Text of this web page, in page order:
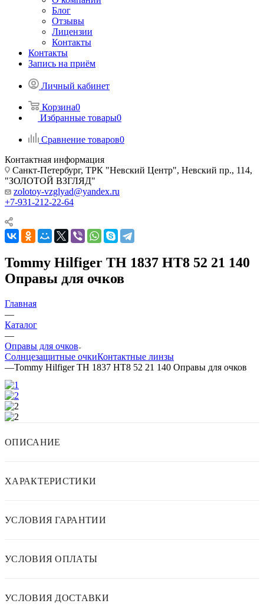
Блог
Отзывы
Лицензии
Контакты
Контакты
Запись на приём
Личный кабинет
Корзина0
Избранные товары0
Сравнение товаров0
Контактная информация
Санкт-Петербург, ТРК "Невский Центр", Невский пр., 114,
"ЗОЛОТОЙ ВЗГЛЯД"
zolotoy-vzglyad@yandex.ru
+7-931-212-22-64
Tommy Hilfiger TH 1837 HT8 52 21 140
Оправы для очков
Главная
—
Каталог
—
Оправы для очков
Солнцезащитные очкиКонтактные линзы
—Tommy Hilfiger TH 1837 HT8 52 21 140 Оправы для очков
ОПИСАНИЕ
ХАРАКТЕРИСТИКИ
УСЛОВИЯ ГАРАНТИИ
УСЛОВИЯ ОПЛАТЫ
УСЛОВИЯ ДОСТАВКИ